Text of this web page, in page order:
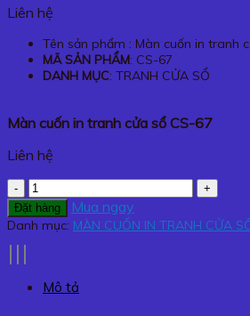
Liên hệ
Tên sản phẩm : Màn cuốn in tranh
MÃ SẢN PHẨM: CS-67
DANH MỤC: TRANH CỬA SỔ
Màn cuốn in tranh cửa sổ CS-67
Liên hệ
Màn
cuốn
in
CS-
Đặt hàng Mua ngay
Danh mục: MÀN CUỐN IN TRANH CỬA
Mô tả